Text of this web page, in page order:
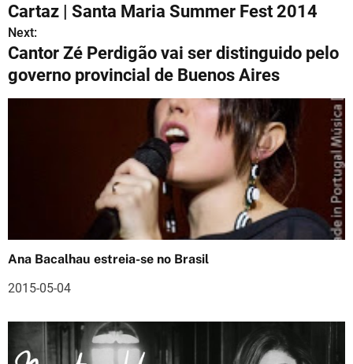
a
v
e
o
d
e
a
Cartaz | Santa Maria Summer Fest 2014
Next:
Cantor Zé Perdigão vai ser distinguido pelo
governo provincial de Buenos Aires
Ana Bacalhau estreia-se no Brasil
2015-05-04